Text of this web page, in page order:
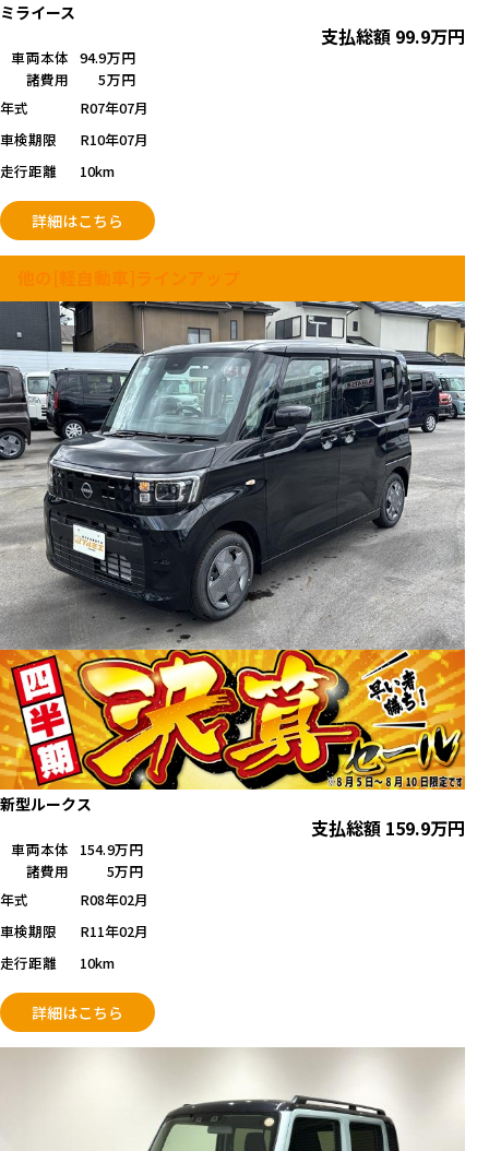
ミライース
支払総額 99.9万円
車両本体 94.9万円
諸費用
5万円
年式
R07年07月
車検期限
R10年07月
走行距離
10km
詳細はこちら
新型ルークス
支払総額 159.9万円
車両本体
154.9万円
諸費用
5万円
年式
R08年02月
車検期限
R11年02月
走行距離
10km
詳細はこちら